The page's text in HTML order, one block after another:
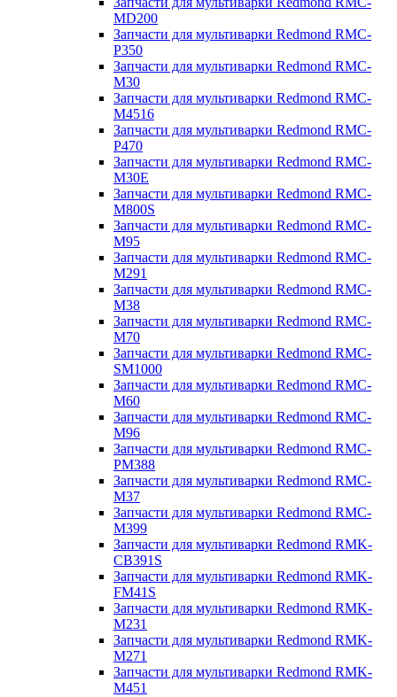
MD200
Запчасти для мультиварки Redmond RMC-
P350
Запчасти для мультиварки Redmond RMC-
M30
Запчасти для мультиварки Redmond RMC-
M4516
Запчасти для мультиварки Redmond RMC-
P470
Запчасти для мультиварки Redmond RMC-
M30E
Запчасти для мультиварки Redmond RMC-
M800S
Запчасти для мультиварки Redmond RMC-
M95
Запчасти для мультиварки Redmond RMC-
M291
Запчасти для мультиварки Redmond RMC-
M38
Запчасти для мультиварки Redmond RMC-
M70
Запчасти для мультиварки Redmond RMC-
SM1000
Запчасти для мультиварки Redmond RMC-
M60
Запчасти для мультиварки Redmond RMC-
M96
Запчасти для мультиварки Redmond RMC-
PM388
Запчасти для мультиварки Redmond RMC-
M37
Запчасти для мультиварки Redmond RMC-
M399
Запчасти для мультиварки Redmond RMK-
CB391S
Запчасти для мультиварки Redmond RMK-
FM41S
Запчасти для мультиварки Redmond RMK-
M231
Запчасти для мультиварки Redmond RMK-
M271
Запчасти для мультиварки Redmond RMK-
M451